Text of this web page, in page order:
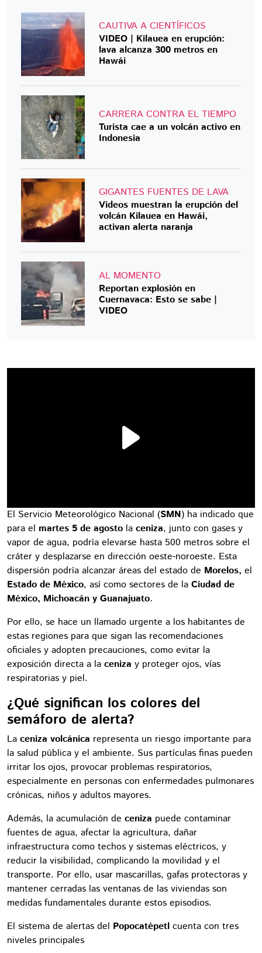
CAUTIVA A CIENTÍFICOS
VIDEO | Kilauea en erupción:
lava alcanza 300 metros en
Hawái
CARRERA CONTRA EL TIEMPO
Turista cae a un volcán activo en
Indonesia
GIGANTES FUENTES DE LAVA
Videos muestran la erupción del
volcán Kilauea en Hawái,
activan alerta naranja
AL MOMENTO
Reportan explosión en
Cuernavaca: Esto se sabe |
VIDEO
El Servicio Meteorológico Nacional (SMN) ha indicado que
para el martes 5 de agosto la ceniza, junto con gases y
vapor de agua, podría elevarse hasta 500 metros sobre el
cráter y desplazarse en dirección oeste-noroeste. Esta
dispersión podría alcanzar áreas del estado de Morelos, el
Estado de México, así como sectores de la Ciudad de
México, Michoacán y Guanajuato.
Por ello, se hace un llamado urgente a los habitantes de
estas regiones para que sigan las recomendaciones
oficiales y adopten precauciones, como evitar la
exposición directa a la ceniza y proteger ojos, vías
respiratorias y piel.
¿Qué significan los colores del
semáforo de alerta?
La ceniza volcánica representa un riesgo importante para
la salud pública y el ambiente. Sus partículas finas pueden
irritar los ojos, provocar problemas respiratorios,
especialmente en personas con enfermedades pulmonares
crónicas, niños y adultos mayores.
Además, la acumulación de ceniza puede contaminar
fuentes de agua, afectar la agricultura, dañar
infraestructura como techos y sistemas eléctricos, y
reducir la visibilidad, complicando la movilidad y el
transporte. Por ello, usar mascarillas, gafas protectoras y
mantener cerradas las ventanas de las viviendas son
medidas fundamentales durante estos episodios.
El sistema de alertas del Popocatépetl cuenta con tres
niveles principales